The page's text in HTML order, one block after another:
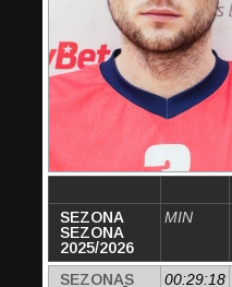
SEZONA
SEZONA
2025/2026
MIN
SEZONAS
00:29:18